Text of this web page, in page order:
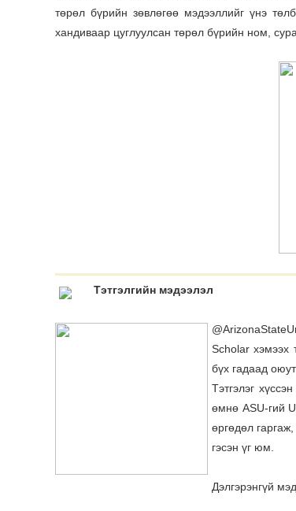
төрөл бүрийн зөвлөгөө мэдээллийг үнэ
хандиваар цуглуулсан төрөл бүрийн ном,
Тэтгэлгийн мэдээлэл
Scholar хэмээх
бүх гадаад
Тэтгэлэг
өмнө ASU-гий
өргөдөл
гэсэн үг юм.
Дэлгэрэнгүй